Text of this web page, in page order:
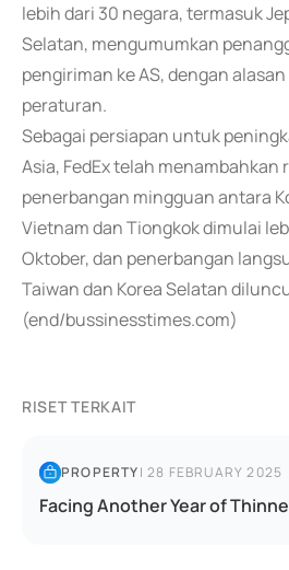
lebih dari 30 negara, termasuk
Selatan, mengumumkan
pengiriman ke AS, dengan
peraturan.
Sebagai persiapan untuk
Asia, FedEx telah menambahkan
penerbangan mingguan antara
Vietnam dan Tiongkok dimulai
Oktober, dan penerbangan
Taiwan dan Korea Selatan
(end/bussinesstimes.com)
RISET TERKAIT
PROPERTY|28 FEBRUARY 2025
Facing Another Year of